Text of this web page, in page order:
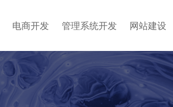
电商开发 管理系统开发 网站建设